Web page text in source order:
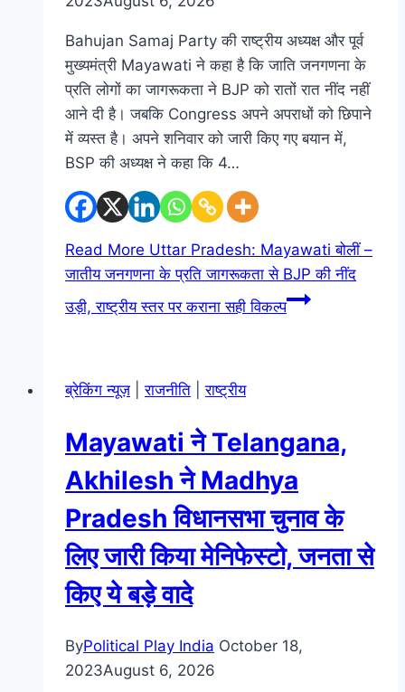
Bahujan Samaj Party की राष्ट्रीय अध्यक्ष और पूर्व
मुख्यमंत्री Mayawati ने कहा है कि जाति जनगणना के
प्रति लोगों का जागरूकता ने BJP को रातों रात नींद नहीं
आने दी है। जबकि Congress अपने अपराधों को छिपाने
में व्यस्त है। अपने शनिवार को जारी किए गए बयान में,
BSP की अध्यक्ष ने कहा कि 4…
Read More Uttar Pradesh: Mayawati बोलीं –
जातीय जनगणना के प्रति जागरूकता से BJP की नींद
उड़ी, राष्ट्रीय स्तर पर कराना सही विकल्प
ब्रेकिंग न्यूज़|राजनीति |राष्ट्रीय
Mayawati ने Telangana,
Akhilesh ने Madhya
Pradesh विधानसभा चुनाव के
लिए जारी किया मेनिफेस्टो, जनता से
किए ये बड़े वादे
ByPolitical Play India October 18,
2023August 6, 2026